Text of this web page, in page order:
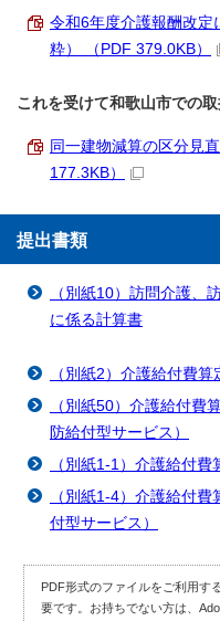
令和6年度介護報酬改定
粋） （PDF 379.0KB）
これを受けて和歌山市での
同一建物減算の区分見
177.3KB）
提出書類
（別紙10）訪問介護、
に係る計算書
（別紙2）介護給付費
（別紙50）介護給付費
防給付型サービス）
（別紙1-1）介護給付
（別紙1-4）介護給付
付型サービス）
PDF形式のファイルをご利用す
要です。お持ちでない方は、